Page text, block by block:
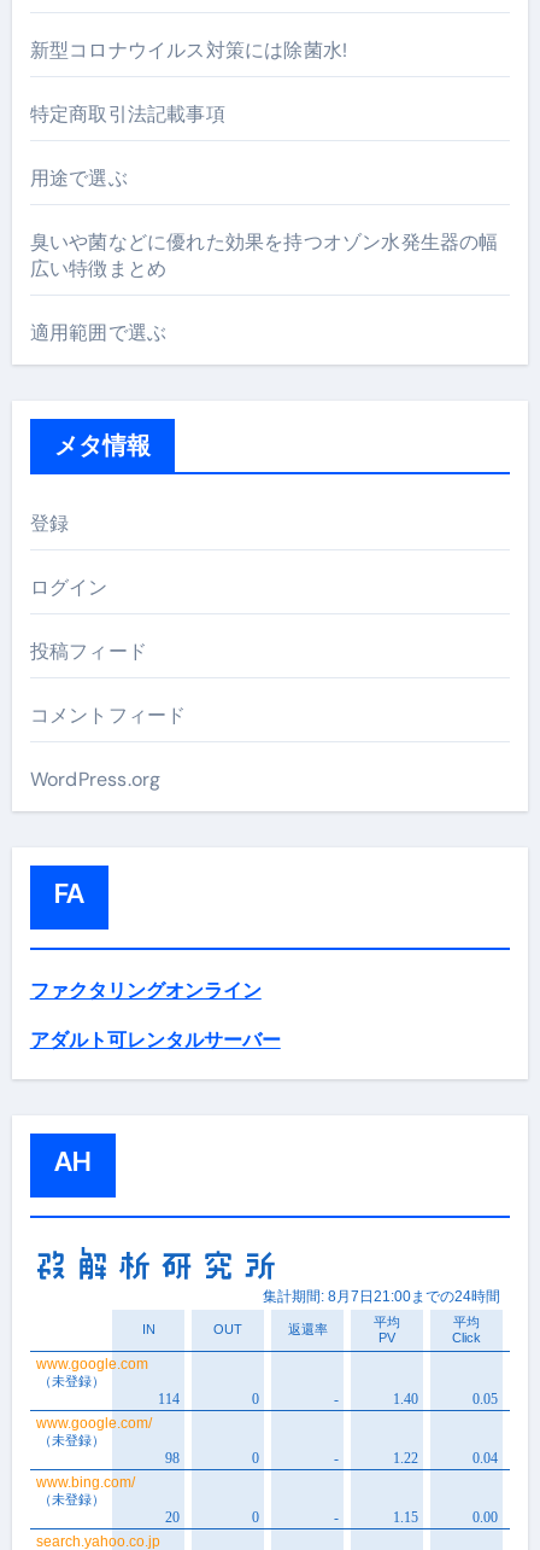
新型コロナウイルス対策には除菌水!
特定商取引法記載事項
用途で選ぶ
臭いや菌などに優れた効果を持つオゾン水発生器の幅
広い特徴まとめ
適用範囲で選ぶ
メタ情報
登録
ログイン
投稿フィード
コメントフィード
WordPress.org
FA
ファクタリングオンライン
アダルト可レンタルサーバー
AH